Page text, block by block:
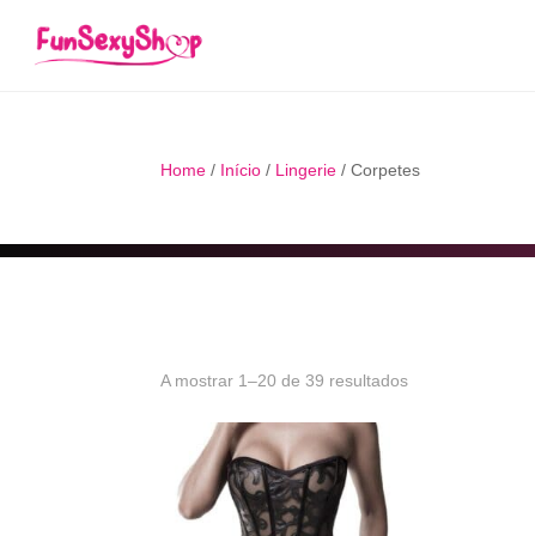
Home / Início / Lingerie / Corpetes
A mostrar 1–20 de 39 resultadosOrdenado